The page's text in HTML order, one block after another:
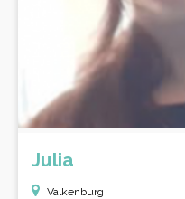
Julia
Valkenburg